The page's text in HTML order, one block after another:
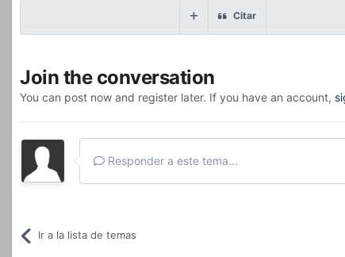
Citar
Join the conversation
You can post now and register later. If you have an account,
Responder a este tema...
Ir a la lista de temas